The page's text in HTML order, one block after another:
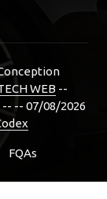
WEB --
-- -- 07/08/2026
FQAs